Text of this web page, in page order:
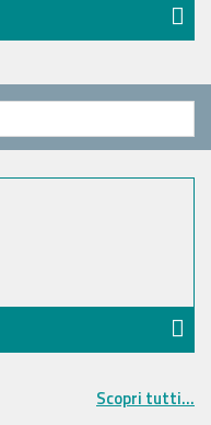
Scopri tutti...